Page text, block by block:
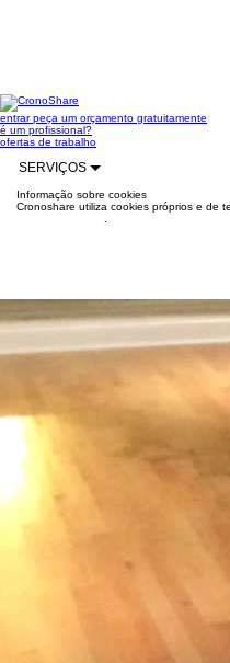
entrarpeça um orçamento gratuitamente
é um profissional?
ofertas de trabalho
SERVIÇOS
Informação sobre cookies
Cronoshare utiliza cookies próprios e de